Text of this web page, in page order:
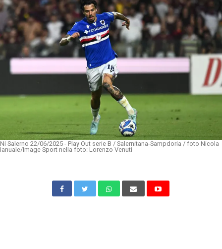
Ni Salerno 22/06/2025 - Play Out serie B / Salernitana-Sampdoria / foto Nicola
Ianuale/Image Sport nella foto: Lorenzo Venuti